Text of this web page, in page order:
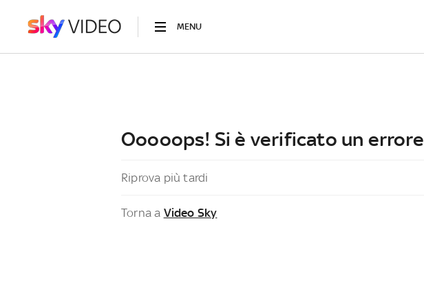
MENU
Ooooops! Si è verificato un errore
Riprova più tardi
Torna a Video Sky